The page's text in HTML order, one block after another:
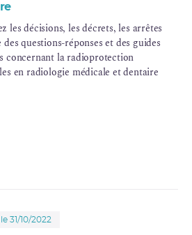
les décisions, les décrets, les arrêtes
des questions-réponses et des guides
concernant la radioprotection
en radiologie médicale et dentaire
31/10/2022